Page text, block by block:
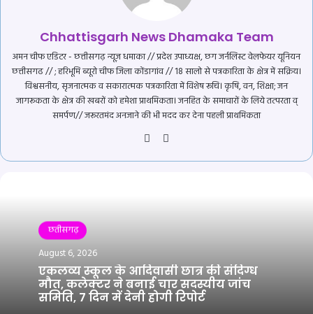
Chhattisgarh News Dhamaka Team
अमन चीफ एडिटर - छत्तीसगढ़ न्यूज़ धमाका // प्रदेश उपाध्यक्ष, छग जर्नलिस्ट वेलफेयर यूनियन
छत्तीसगढ // ; हरिभूमि ब्यूरो चीफ जिला कोंडागांव // 18 सालो से पत्रकारिता के क्षेत्र में सक्रिय।
विश्वसनीय, सृजनात्मक व सकारात्मक पत्रकारिता में विशेष रूचि। कृषि, वन, शिक्षा; जन
जागरूकता के क्षेत्र की खबरों को हमेशा प्राथमिकता। जनहित के समाचारों के लिये तत्परता व्
समर्पण// जरूरतमंद अनजाने की भी मदद कर देना पहली प्राथमिकता
Website
छतीसगढ़
August 6, 2026
एकलव्य स्कूल के आदिवासी छात्र की संदिग्ध
मौत, कलेक्टर ने बनाई चार सदस्यीय जांच
समिति, 7 दिन में देनी होगी रिपोर्ट